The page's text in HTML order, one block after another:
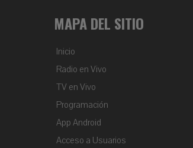
MAPA DEL SITIO
Inicio
Radio en Vivo
TV en Vivo
Programación
App Android
Acceso a Usuarios